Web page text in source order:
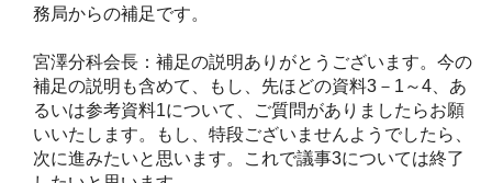
務局からの補足です。
宮澤分科会長：補足の説明ありがとうございます。今の
補足の説明も含めて、もし、先ほどの資料3－1～4、あ
るいは参考資料1について、ご質問がありましたらお願
いいたします。もし、特段ございませんようでしたら、
次に進みたいと思います。これで議事3については終了